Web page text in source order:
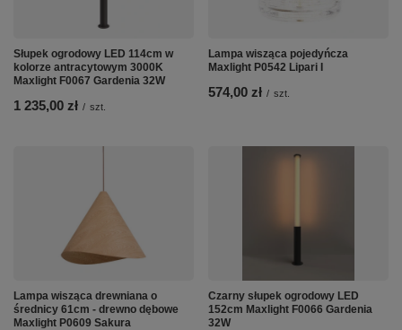
Słupek ogrodowy LED 114cm w
kolorze antracytowym 3000K
Maxlight F0067 Gardenia 32W
1 235,00 zł / szt.
Lampa wisząca pojedyńcza
Maxlight P0542 Lipari I
574,00 zł / szt.
Lampa wisząca drewniana o
średnicy 61cm - drewno dębowe
Maxlight P0609 Sakura
Czarny słupek ogrodowy LED
152cm Maxlight F0066 Gardenia
32W